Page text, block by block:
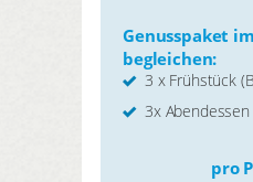
Genusspaket
begleichen:
3 x Frühstück
3x
pro